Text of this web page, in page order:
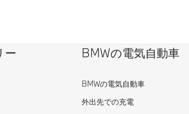
ー BMWの電気自動車
BMWの電気自動車
外出先での充電